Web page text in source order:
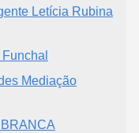
Letícia Rubina
Mediação